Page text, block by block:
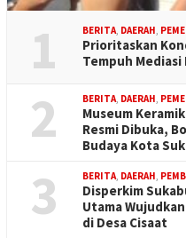
1 BERITA, DAERAH,
Prioritaskan
Tempuh
2 BERITA, DAERAH,
Museum
Resmi Dibuka,
Budaya Kota
3 BERITA, DAERAH,
Disperkim
Utama
di Desa Cisaat